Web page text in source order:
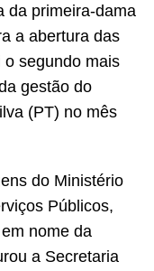
da primeira-dama
a abertura das
segundo mais
gestão do
(PT) no mês
do Ministério
Públicos,
nome da
a Secretaria